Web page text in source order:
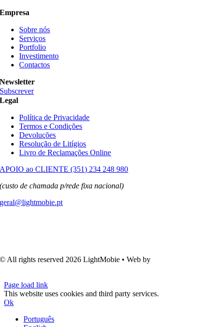
Empresa
Sobre nós
Serviços
Portfolio
Investimento
Contactos
Newsletter
Subscrever
Legal
Política de Privacidade
Termos e Condições
Devoluções
Resolução de Litígios
Livro de Reclamações Online
APOIO ao CLIENTE (351) 234 248 980
(custo de chamada p/rede fixa nacional)
geral@lightmobie.pt
© All rights reserved 2026 LightMobie • Web by
Page load link
This website uses cookies and third party services.
Ok
Português